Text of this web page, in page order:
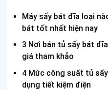
Máy sấy bát đĩa loại
bát tốt nhất hiện nay
3 Nơi bán tủ sấy bát
giá tham khảo
4 Mức công suất tủ
dụng tiết kiệm điện